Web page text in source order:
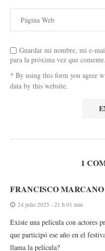
Guardar mi nombre, mi e-
para la próxima vez que comente.
* By using this form you agree
data by this website.
1
FRANCISCO MARCANO
24 julio 2025 - 21 h 01 min
Existe una película con actores
que participó ese año en el
llama la película?